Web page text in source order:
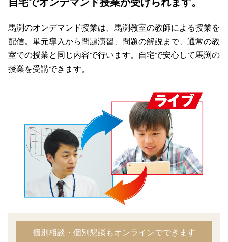
馬渕のオンデマンド授業は、馬渕教室の教師による授業を
配信。単元導入から問題演習、問題の解説まで、通常の教
室での授業と同じ内容で行います。自宅で安心して馬渕の
授業を受講できます。
個別相談・個別懇談もオンラインでできます